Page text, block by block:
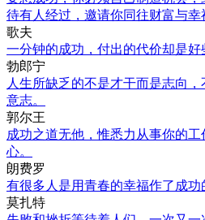
待有人经过，邀请你同往财富与幸
歌夫
一分钟的成功，付出的代价却是好
勃郎宁
人生所缺乏的不是才干而是志向
意志。
郭尔王
成功之道无他，惟悉力从事你的
心。
朗费罗
有很多人是用青春的幸福作了成功
莫扎特